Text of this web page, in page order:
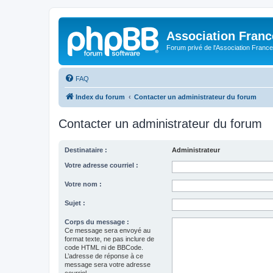
Association
Forum privé de l'Association
FAQ
Index du forum Contacter un administrateur du forum
Contacter un administrateur du forum
Destinataire : Administrateur
Votre adresse courriel :
Votre nom :
Sujet :
Corps du message :
Ce message sera envoyé au
format texte, ne pas inclure de
code HTML ni de BBCode.
L’adresse de réponse à ce
message sera votre adresse